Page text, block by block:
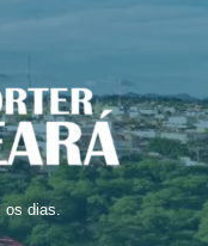
dias.